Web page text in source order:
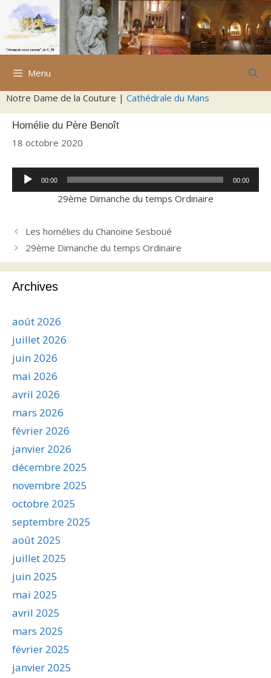
Aller
contenu
Menu
Notre Dame de la Couture | Cathédrale du Mans
Homélie du Père Benoît
18 octobre 2020
Lecteur
audio
00:00 00:00
29ème Dimanche du temps Ordinaire
Les homélies du Chanoine Sesboüé
29ème Dimanche du temps Ordinaire
Archives
août 2026
juillet 2026
juin 2026
mai 2026
avril 2026
mars 2026
février 2026
janvier 2026
décembre 2025
novembre 2025
octobre 2025
septembre 2025
août 2025
juillet 2025
juin 2025
mai 2025
avril 2025
mars 2025
février 2025
janvier 2025